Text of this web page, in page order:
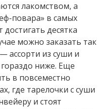
лакомством, а
повара» в самых
десятка
можно заказать так
ассорти из суши и
ниже. Еще
в повсеместно
где тарелочки с суши
и стоят